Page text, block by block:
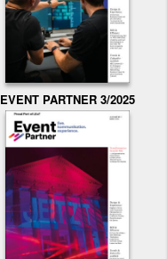
EVENT PARTNER 3/2025